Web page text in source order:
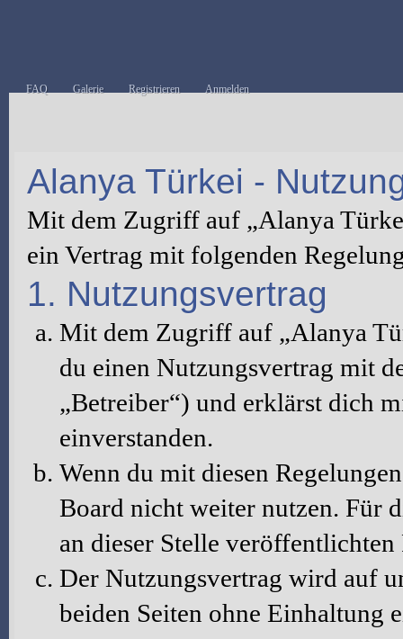
FAQ Galerie Registrieren Anmelden
Alanya Türkei -
Mit dem Zugriff auf „Alanya
ein Vertrag mit folgenden
1. Nutzungsvertrag
Mit dem Zugriff auf „Alanya
du einen Nutzungsvertrag mit
„Betreiber“) und erklärst dich
einverstanden.
Wenn du mit diesen
Board nicht weiter nutzen. Für
an dieser Stelle veröffentlichten
Der Nutzungsvertrag wird auf
beiden Seiten ohne Einhaltung